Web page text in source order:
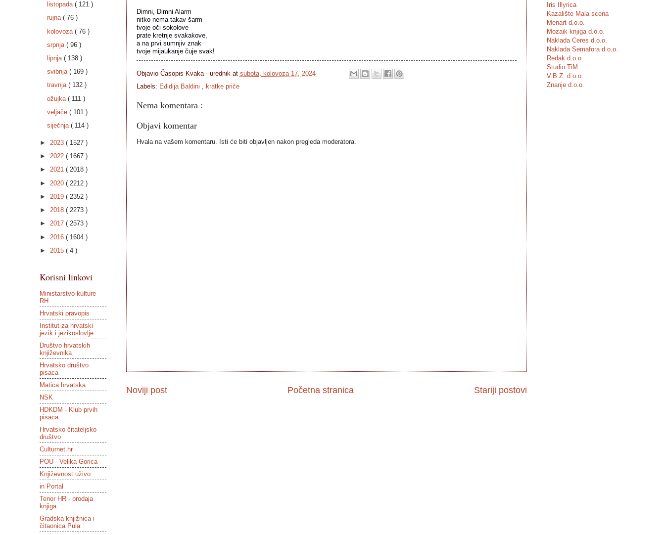
Dimni, Dimni Alarm
nitko nema takav šarm
tvoje oči sokolove
prate kretnje svakakove,
a na prvi sumnjiv znak
tvoje mijaukanje čuje svak!
Objavio Časopis Kvaka - urednik at subota, kolovoza 17, 2024
Labels: Eđidija Baldini , kratke priče
Nema komentara :
Objavi komentar
Hvala na vašem komentaru. Isti će biti objavljen nakon pregleda moderatora.
Noviji post Stariji postovi
Početna stranica
listopada ( 121 )
rujna ( 76 )
kolovoza ( 76 )
srpnja ( 96 )
lipnja ( 138 )
svibnja ( 169 )
travnja ( 132 )
ožujka ( 111 )
veljače ( 101 )
siječnja ( 114 )
► 2023 ( 1527 )
► 2022 ( 1667 )
► 2021 ( 2018 )
► 2020 ( 2212 )
► 2019 ( 2352 )
► 2018 ( 2273 )
► 2017 ( 2573 )
► 2016 ( 1604 )
► 2015 ( 4 )
Korisni linkovi
Ministarstvo kulture
RH
Hrvatski pravopis
Institut za hrvatski
jezik i jezikoslovlje
Društvo hrvatskih
književnika
Hrvatsko društvo
pisaca
Matica hrvatska
NSK
HDKDM - Klub prvih
pisaca
Hrvatsko čitateljsko
društvo
Culturnet.hr
POU - Velika Gorica
Književnost uživo
in Portal
Tenor HR - prodaja
knjiga
Gradska knjižnica i
čitaonica Pula
Iris Illyrica
Kazalište Mala scena
Menart d.o.o.
Mozaik knjiga d.o.o.
Naklada Ceres d.o.o.
Naklada Semafora d.o.o.
Redak d.o.o.
Studio TiM
V.B.Z. d.o.o.
Znanje d.o.o.